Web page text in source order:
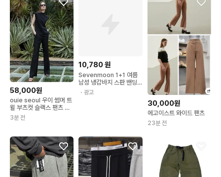
58,000원
ouie seoul 우이 썸머 트
윌 부츠컷 슬랙스 팬츠 블
랙 M
3분 전
10,780원
Sevenmoon 1+1 여름
남성 냉감바지 스판 밴딩
시원한 아이스 슬랙스 빅
사이즈
・광고
30,000원
에고이스트 와이드 팬츠
23분 전